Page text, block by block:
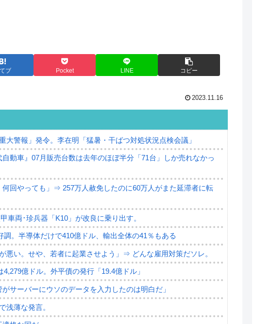
ブ Pocket LINE コピー
2023.11.16
大警報」発令。李在明「猛暑・干ばつ対処状況点検会議」
自動車』07月販売台数は去年のほぼ半分「71台」しか売れなかっ
回やっても」⇒ 257万人赦免したのに60万人がまた延滞者に転
車両･珍兵器「K10」が改良に乗り出す。
。半導体だけで410億ドル、輸出全体の41％もある
悪い。せや、若者に起業させよう」⇒ どんな雇用対策だソレ。
4,279億ドル。外平債の発行「19.4億ドル」
サーバーにウソのデータを入力したのは明白だ」
浅薄な発言。